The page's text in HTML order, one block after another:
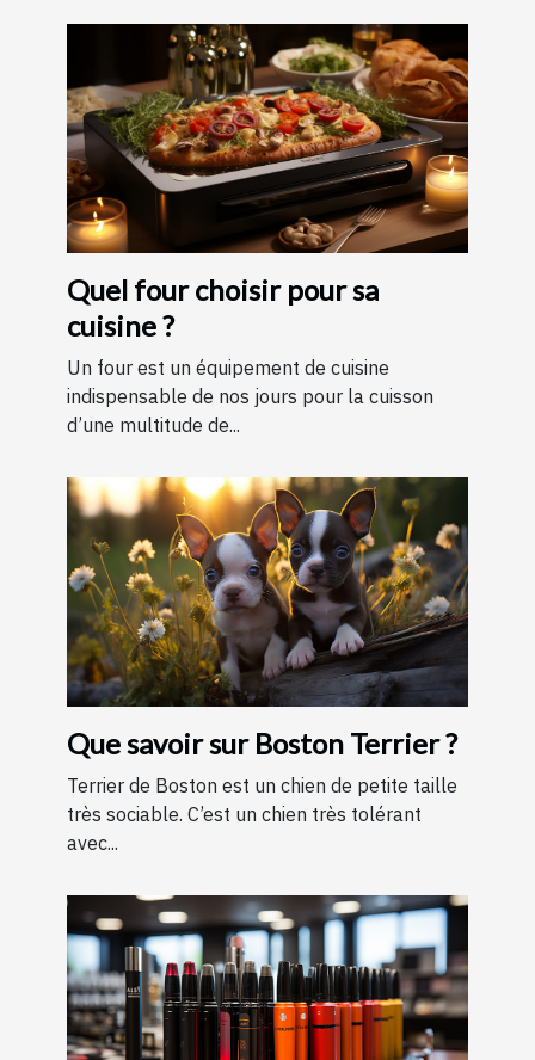
Quel four choisir pour sa
cuisine ?
Un four est un équipement de cuisine
indispensable de nos jours pour la cuisson
d’une multitude de...
Que savoir sur Boston Terrier ?
Terrier de Boston est un chien de petite taille
très sociable. C’est un chien très tolérant
avec...